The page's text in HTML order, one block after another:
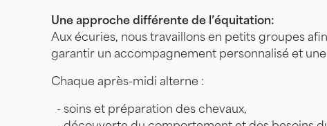
Une approche différente de l’équitation:
Aux écuries, nous travaillons en petits groupes
garantir un accompagnement personnalisé et
Chaque après-midi alterne :
- soins et préparation des chevaux,